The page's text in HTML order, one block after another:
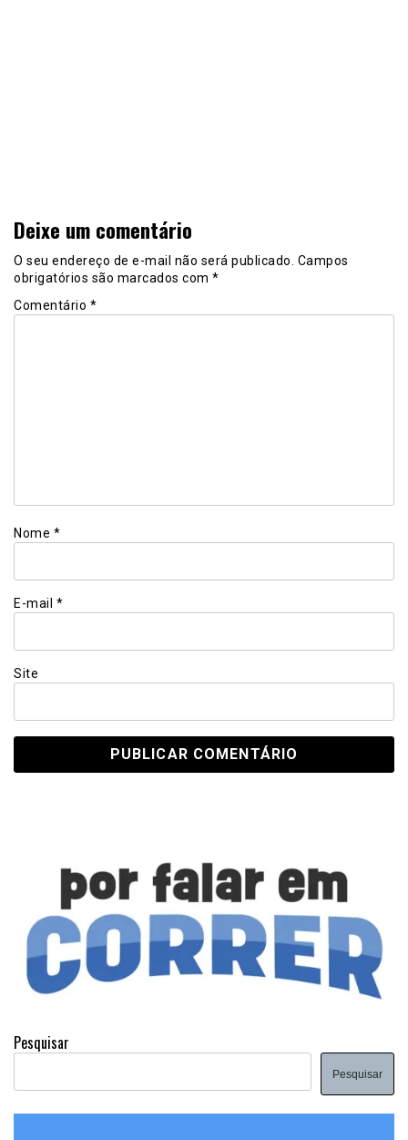
Deixe um comentário
O seu endereço de e-mail não será publicado. Campos
obrigatórios são marcados com *
Comentário *
Nome *
E-mail *
Site
Pesquisar
Pesquisar